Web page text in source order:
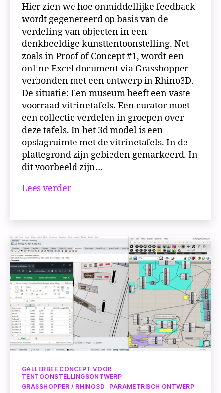
Hier zien we hoe onmiddellijke feedback
wordt gegenereerd op basis van de
verdeling van objecten in een
denkbeeldige kunsttentoonstelling. Net
zoals in Proof of Concept #1, wordt een
online Excel document via Grasshopper
verbonden met een ontwerp in Rhino3D.
De situatie: Een museum heeft een vaste
voorraad vitrinetafels. Een curator moet
een collectie verdelen in groepen over
deze tafels. In het 3d model is een
opslagruimte met de vitrinetafels. In de
plattegrond zijn gebieden gemarkeerd. In
dit voorbeeld zijn…
Lees verderProof
|
Indeling
met
een
vaste
voorraad
vitrinetafels
Categorieën
GALLERBEE CONCEPT VOOR
TENTOONSTELLINGSONTWERP
GRASSHOPPER / RHINO3D
PARAMETRISCH ONTWERP